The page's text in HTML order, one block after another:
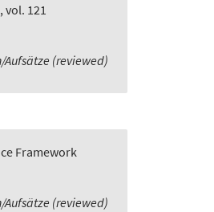
121
Aufsätze (reviewed)
Framework
Aufsätze (reviewed)